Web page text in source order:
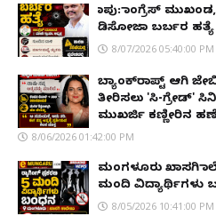
ಕಾಪು: ಕಾಂಗ್ರೆಸ್
ಡಿಸೋಜಾ ಬರ್ಬರ ಹತ್ಯೆ
8/07/2026 05:40:00 PM
ಬ್ಯಾಂಕ್‌ರಾಪ್ಟ್‌ ಆಗಿ
ತೀರಿಸಲು 'ಸಿ-ಗ್ರೇಡ್'
ಮುಖರ್ಜಿ ಕಣ್ಣೀರಿನ
8/06/2026 01:42:00 PM
ಮಂಗಳೂರು ಖಾಸಗಿ
ಮಂದಿ ವಿದ್ಯಾರ್ಥಿಗಳು
8/05/2026 10:41:00 PM